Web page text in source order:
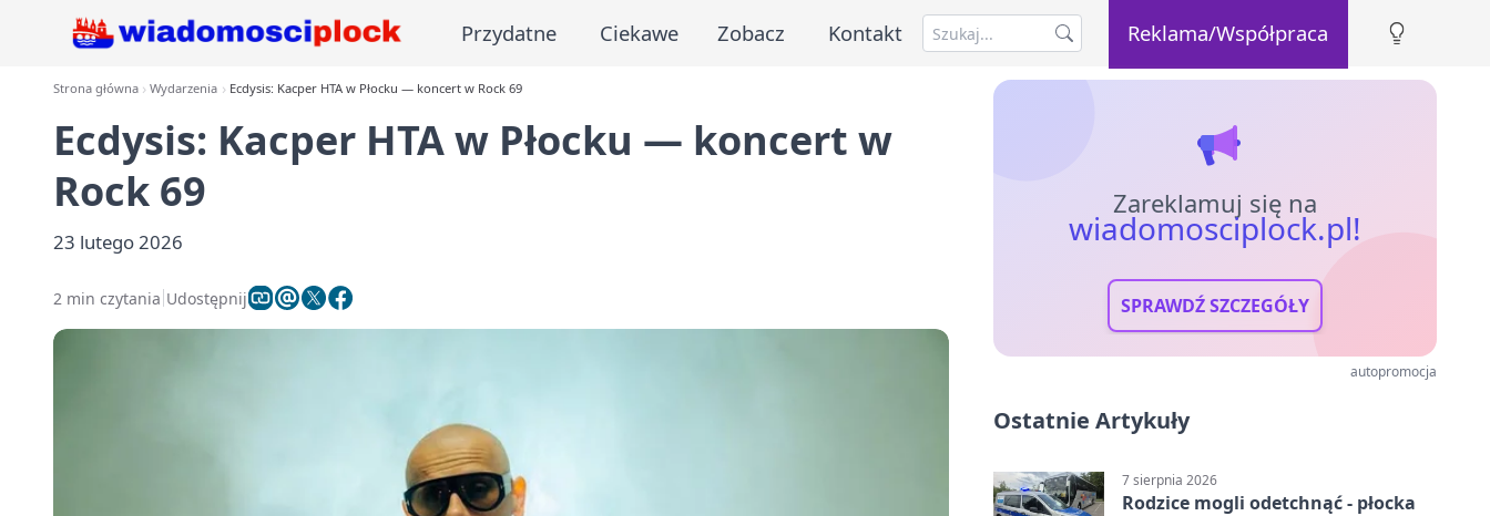
Przydatne Ciekawe Zobacz Kontakt Reklama/Współpraca
Strona główna Wydarzenia Ecdysis: Kacper HTA w Płocku — koncert w Rock 69
Ecdysis: Kacper HTA w Płocku — koncert w
Rock 69
23 lutego 2026
2 min czytania Udostępnij
Zareklamuj się na
wiadomosciplock.pl!
SPRAWDŹ SZCZEGÓŁY
autopromocja
Ostatnie Artykuły
7 sierpnia 2026
Rodzice mogli odetchnąć - płocka